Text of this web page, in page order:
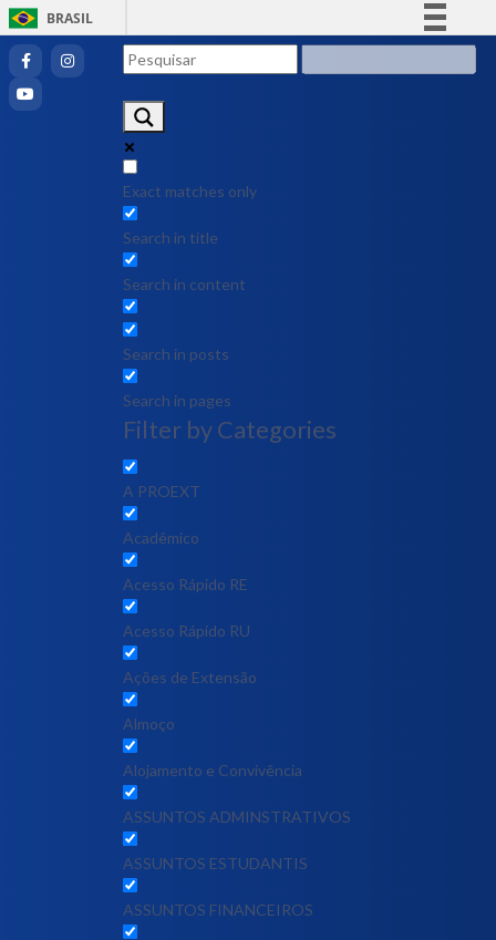
BRASIL
Exact matches only
Search in title
Search in content
Search in posts
Search in pages
Filter by Categories
A PROEXT
Acadêmico
Acesso Rápido RE
Acesso Rápido RU
Ações de Extensão
Almoço
Alojamento e Convivência
ASSUNTOS ADMINSTRATIVOS
ASSUNTOS ESTUDANTIS
ASSUNTOS FINANCEIROS